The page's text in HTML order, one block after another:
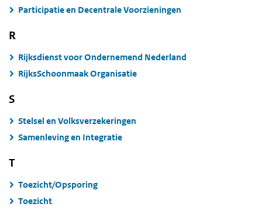
Participatie en Decentrale Voorzieningen
R
Rijksdienst voor Ondernemend Nederland
RijksSchoonmaak Organisatie
S
Stelsel en Volksverzekeringen
Samenleving en Integratie
T
Toezicht/Opsporing
Toezicht